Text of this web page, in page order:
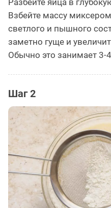
Взбейте массу
светлого и пышного
заметно гуще и
Обычно это занимает 3-
Шаг 2